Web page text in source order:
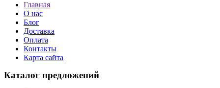
Главная
О нас
Блог
Доставка
Оплата
Контакты
Карта сайта
Каталог предложений